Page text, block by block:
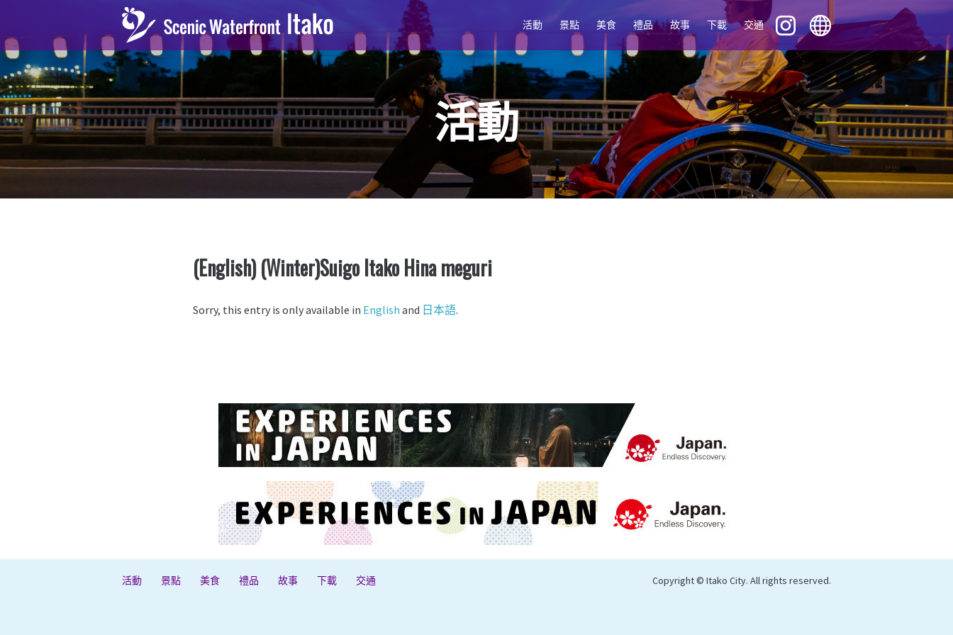
活動 景點 美食 禮品 故事 下載 交通
English
ภาษาไทย
中文 (繁體)
中文 (簡体)
Tiếng Việt
한국어
活動
(English) (Winter)Suigo Itako Hina meguri
Sorry, this entry is only available in English and 日本語.
活動 景點 美食 禮品 故事 下載 交通 Copyright © Itako City. All rights reserved.